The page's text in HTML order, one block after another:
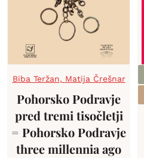
Biba Teržan, Matija Črešnar
Pohorsko Podravje
pred tremi tisočletji
= Pohorsko Podravje
three millennia ago